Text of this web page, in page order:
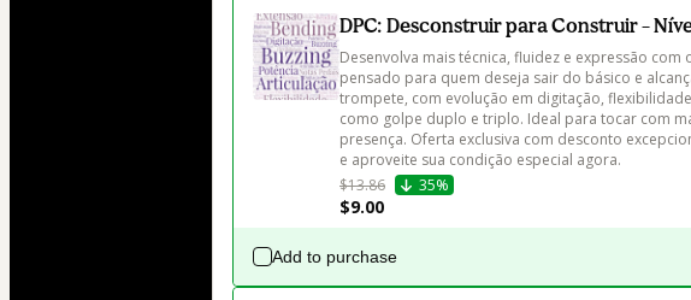
DPC: Desconstruir para Construir –
Desenvolva mais técnica, fluidez e expressão com
pensado para quem deseja sair do básico e
trompete, com evolução em digitação,
como golpe duplo e triplo. Ideal para tocar com
presença. Oferta exclusiva com desconto
e aproveite sua condição especial agora.
$13.86
35%
$9.00
Add to purchase